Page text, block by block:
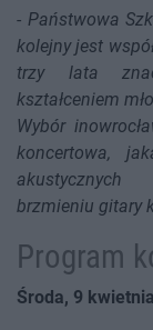
- Państwowa
kolejny jest
trzy lata
kształceniem
Wybór
koncertowa,
akustycznych
brzmieniu gitary
Program
Środa, 9 kwietnia